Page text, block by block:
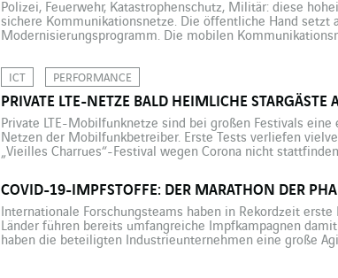
Polizei, Feuerwehr, Katastrophenschutz, Militär: diese
sichere Kommunikationsnetze. Die öffentliche Hand setzt
Modernisierungsprogramm. Die mobilen
ihren alltäglichen Einsätzen nutzen. Die bisher
ANTARES, ACROPOL, RUBIS usw.) sind jedoch hauptsächlich
ICT PERFORMANCE
PRIVATE LTE-NETZE BALD HEIMLICHE STARGÄSTE
Private LTE-Mobilfunknetze sind bei großen Festivals
Netzen der Mobilfunkbetreiber. Erste Tests verliefen
„Vieilles Charrues“-Festival wegen Corona nicht
COVID-19-IMPFSTOFFE: DER MARATHON DER
Internationale Forschungsteams haben in Rekordzeit
Länder führen bereits umfangreiche Impfkampagnen
haben die beteiligten Industrieunternehmen eine große